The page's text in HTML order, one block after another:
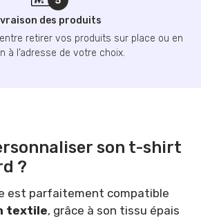
des produits
retirer vos produits sur place ou en
à l’adresse de votre choix.
son t-shirt
?
est parfaitement compatible
textile, grâce à son tissu épais